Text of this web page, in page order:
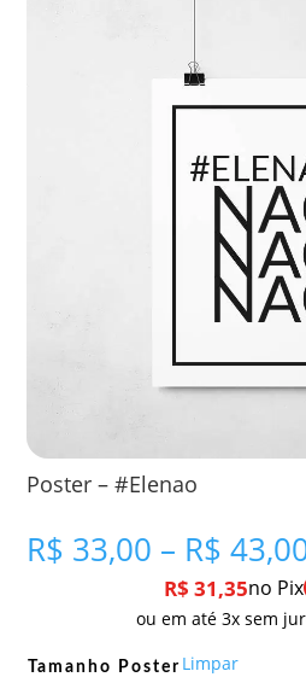
Poster – #Elenao
R$ 33,00 – R$
R$ 31,35no Pix
ou em até 3x sem
Tamanho Poster Limpar